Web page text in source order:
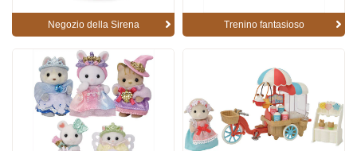
Negozio della Sirena Trenino fantasioso